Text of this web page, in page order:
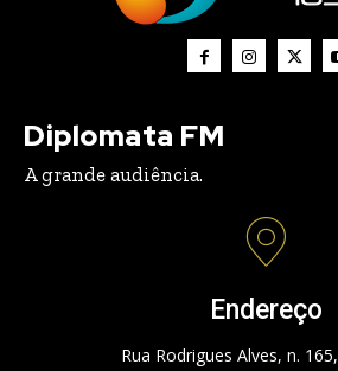
Diplomata FM
A grande audiência.
Endereço
Rua Rodrigues Alves, n.